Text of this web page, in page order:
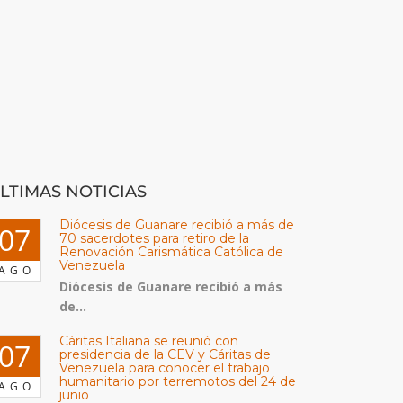
NOTICIAS
Diócesis de Guanare recibió a más de
70 sacerdotes para retiro de la
Renovación Carismática Católica de
Venezuela
Diócesis de Guanare recibió a más
de...
Cáritas Italiana se reunió con
presidencia de la CEV y Cáritas de
Venezuela para conocer el trabajo
humanitario por terremotos del 24 de
junio